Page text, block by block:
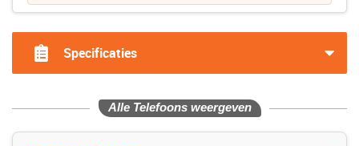
Specificaties
Alle Telefoons weergeven